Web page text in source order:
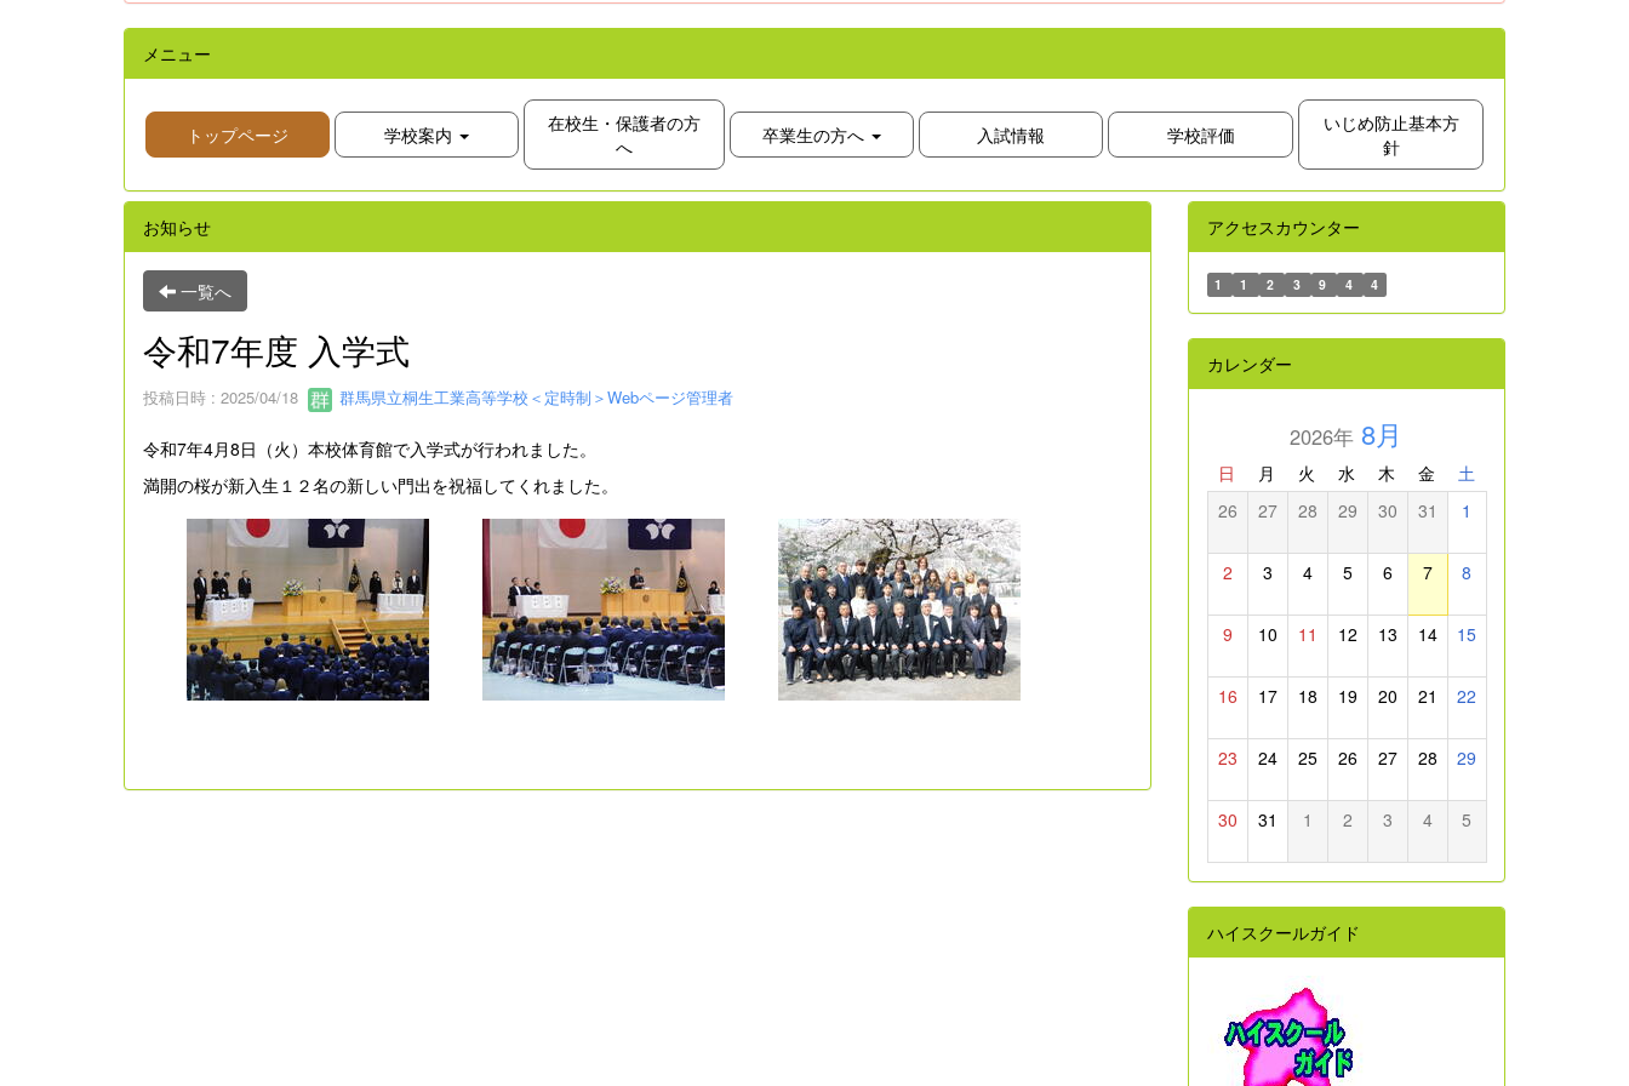
メニュー
トップページ 学校案内
在校生・保護者の方
へ
卒業生の方へ 入試情報 学校評価
いじめ防止基本方
針
お知らせ
一覧へ
令和7年度 入学式
投稿日時 : 2025/04/18 群馬県立桐生工業高等学校＜定時制＞Webページ管理者
令和7年4月8日（火）本校体育館で入学式が行われました。
満開の桜が新入生１２名の新しい門出を祝福してくれました。
アクセスカウンター
1 1 2 3 9 4 4
カレンダー
2026年 8月
日 月 火 水 木 金 土
26 27 28 29 30 31 1
2 3 4 5 6 7 8
9 10 11 12 13 14 15
16 17 18 19 20 21 22
23 24 25 26 27 28 29
30 31 1 2 3 4 5
ハイスクールガイド